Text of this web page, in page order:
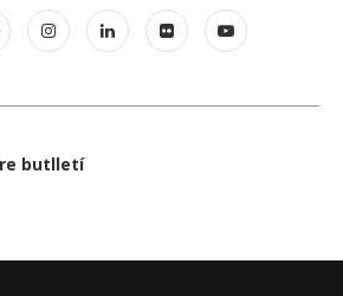
butlletí